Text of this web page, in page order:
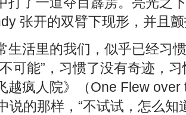
张开的双臂下现形，并且
活里的我们，似乎已经习惯
可能”，习惯了没有奇迹，
越疯人院》（One Flew over
说的那样，“不试试，怎么知